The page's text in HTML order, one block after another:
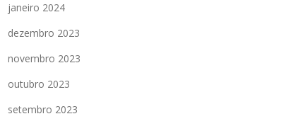
janeiro 2024
dezembro 2023
novembro 2023
outubro 2023
setembro 2023